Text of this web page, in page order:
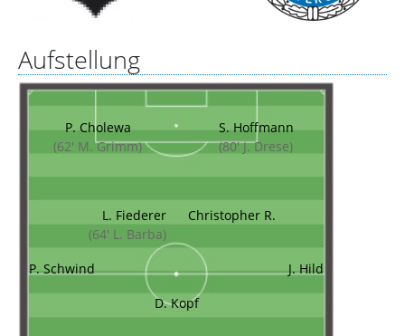
Aufstellung
P. Cholewa
(62' M. Grimm)
S. Hoffmann
(80' J. Drese)
L. Fiederer
(64' L. Barba)
Christopher R.
P. Schwind
J. Hild
D. Kopf